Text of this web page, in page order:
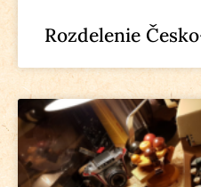
Rozdelenie